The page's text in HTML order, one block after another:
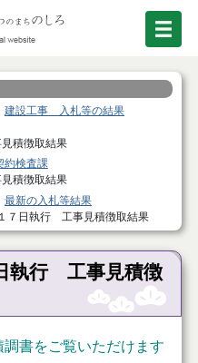
建設工事 入札等の結果
積徴取結果
約検査課
積徴取結果
最新の入札等結果
７日執行 工事見積徴取結果
執行 工事見積徴
書をご覧いただけます